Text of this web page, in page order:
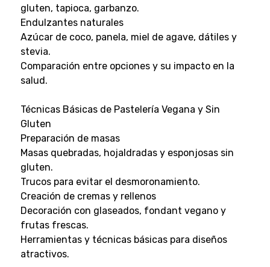
gluten, tapioca, garbanzo.
Endulzantes naturales
Azúcar de coco, panela, miel de agave, dátiles y
stevia.
Comparación entre opciones y su impacto en la
salud.
Técnicas Básicas de Pastelería Vegana y Sin
Gluten
Preparación de masas
Masas quebradas, hojaldradas y esponjosas sin
gluten.
Trucos para evitar el desmoronamiento.
Creación de cremas y rellenos
Decoración con glaseados, fondant vegano y
frutas frescas.
Herramientas y técnicas básicas para diseños
atractivos.